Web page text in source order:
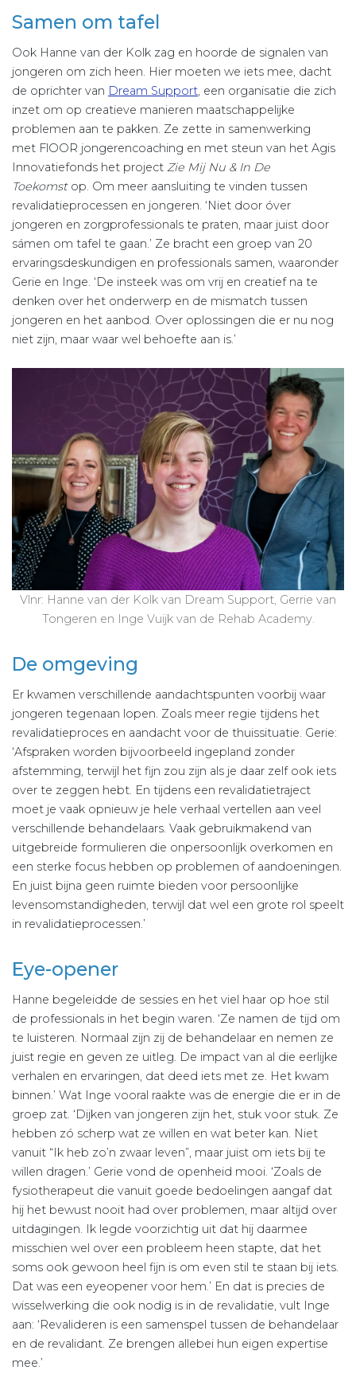
Samen om tafel
Ook Hanne van der Kolk zag en hoorde de signalen van
jongeren om zich heen. Hier moeten we iets mee, dacht
de oprichter van Dream Support, een organisatie die zich
inzet om op creatieve manieren maatschappelijke
problemen aan te pakken. Ze zette in samenwerking
met FlOOR jongerencoaching en met steun van het Agis
Innovatiefonds het project Zie Mij Nu & In De
Toekomstop. Om meer aansluiting te vinden tussen
revalidatieprocessen en jongeren. ‘Niet door óver
jongeren en zorgprofessionals te praten, maar juist door
sámen om tafel te gaan.’ Ze bracht een groep van 20
ervaringsdeskundigen en professionals samen, waaronder
Gerie en Inge. ‘De insteek was om vrij en creatief na te
denken over het onderwerp en de mismatch tussen
jongeren en het aanbod. Over oplossingen die er nu nog
niet zijn, maar waar wel behoefte aan is.’
Vlnr: Hanne van der Kolk van Dream Support, Gerrie van
Tongeren en Inge Vuijk van de Rehab Academy.
De omgeving
Er kwamen verschillende aandachtspunten voorbij waar
jongeren tegenaan lopen. Zoals meer regie tijdens het
revalidatieproces en aandacht voor de thuissituatie. Gerie:
‘Afspraken worden bijvoorbeeld ingepland zonder
afstemming, terwijl het fijn zou zijn als je daar zelf ook iets
over te zeggen hebt. En tijdens een revalidatietraject
moet je vaak opnieuw je hele verhaal vertellen aan veel
verschillende behandelaars. Vaak gebruikmakend van
uitgebreide formulieren die onpersoonlijk overkomen en
een sterke focus hebben op problemen of aandoeningen.
En juist bijna geen ruimte bieden voor persoonlijke
levensomstandigheden, terwijl dat wel een grote rol speelt
in revalidatieprocessen.’
Eye-opener
Hanne begeleidde de sessies en het viel haar op hoe stil
de professionals in het begin waren. ‘Ze namen de tijd om
te luisteren. Normaal zijn zij de behandelaar en nemen ze
juist regie en geven ze uitleg. De impact van al die eerlijke
verhalen en ervaringen, dat deed iets met ze. Het kwam
binnen.’ Wat Inge vooral raakte was de energie die er in de
groep zat. ‘Dijken van jongeren zijn het, stuk voor stuk. Ze
hebben zó scherp wat ze willen en wat beter kan. Niet
vanuit “Ik heb zo’n zwaar leven”, maar juist om iets bij te
willen dragen.’ Gerie vond de openheid mooi. ‘Zoals de
fysiotherapeut die vanuit goede bedoelingen aangaf dat
hij het bewust nooit had over problemen, maar altijd over
uitdagingen. Ik legde voorzichtig uit dat hij daarmee
misschien wel over een probleem heen stapte, dat het
soms ook gewoon heel fijn is om even stil te staan bij iets.
Dat was een eyeopener voor hem.’ En dat is precies de
wisselwerking die ook nodig is in de revalidatie, vult Inge
aan: ‘Revalideren is een samenspel tussen de behandelaar
en de revalidant. Ze brengen allebei hun eigen expertise
mee.’